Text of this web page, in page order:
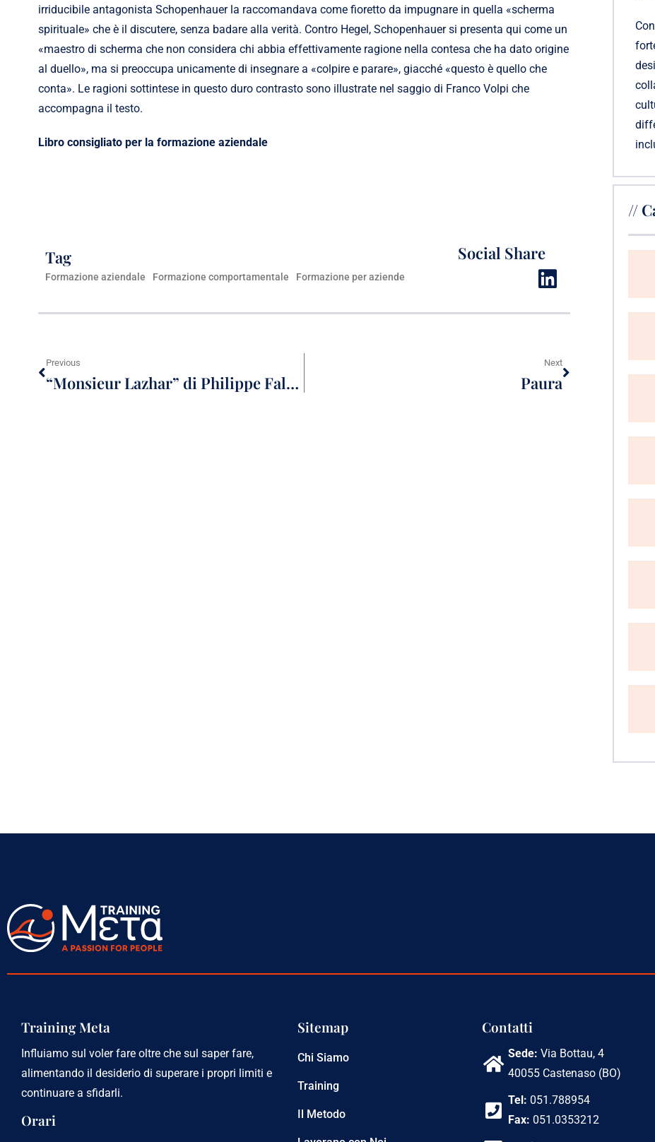
irriducibile antagonista Schopenhauer la raccomandava come fioretto da impugnare in quella «scherma
spirituale» che è il discutere, senza badare alla verità. Contro Hegel, Schopenhauer si presenta qui come un
«maestro di scherma che non considera chi abbia effettivamente ragione nella contesa che ha dato origine
al duello», ma si preoccupa unicamente di insegnare a «colpire e parare», giacché «questo è quello che
conta». Le ragioni sottintese in questo duro contrasto sono illustrate nel saggio di Franco Volpi che
accompagna il testo.
Libro consigliato per la formazione aziendale
Tag
Formazione aziendale Formazione comportamentale Formazione per aziende
Social Share
Previous
“Monsieur Lazhar” di Philippe Falardeau
Next
Paura
//
Training Meta
Influiamo sul voler fare oltre che sul saper fare,
alimentando il desiderio di superare i propri limiti e
continuare a sfidarli.
Orari
Sitemap
Chi Siamo
Training
Il Metodo
Contatti
Sede: Via Bottau, 4
40055 Castenaso (BO)
Tel: 051.788954
Fax: 051.0353212